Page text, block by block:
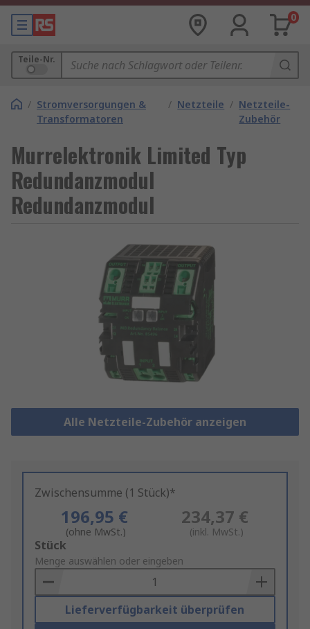
0
Teile-Nr.
/ Stromversorgungen &
Transformatoren
/ Netzteile / Netzteile-
Zubehör
Murrelektronik Limited Typ
Redundanzmodul
Redundanzmodul
Alle Netzteile-Zubehör anzeigen
Zwischensumme (1 Stück)*
196,95 €
(ohne MwSt.)
234,37 €
(inkl. MwSt.)
Add
to
Basket
Stück
Menge auswählen oder eingeben
Lieferverfügbarkeit überprüfen